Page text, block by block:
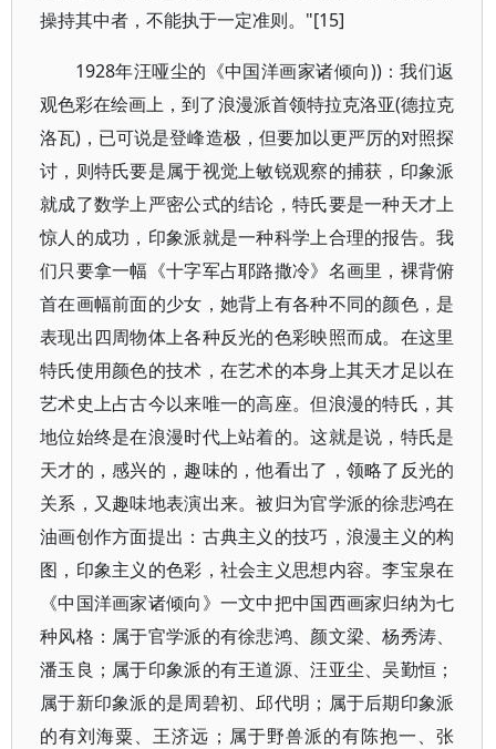
操持其中者，不能执于一定准则。"[15]
1928年汪哑尘的《中国洋画家诸倾向))：我们返
观色彩在绘画上，到了浪漫派首领特拉克洛亚(德拉克
洛瓦)，已可说是登峰造极，但要加以更严厉的对照探
讨，则特氏要是属于视觉上敏锐观察的捕获，印象派
就成了数学上严密公式的结论，特氏要是一种天才上
惊人的成功，印象派就是一种科学上合理的报告。我
们只要拿一幅《十字军占耶路撒冷》名画里，裸背俯
首在画幅前面的少女，她背上有各种不同的颜色，是
表现出四周物体上各种反光的色彩映照而成。在这里
特氏使用颜色的技术，在艺术的本身上其天才足以在
艺术史上占古今以来唯一的高座。但浪漫的特氏，其
地位始终是在浪漫时代上站着的。这就是说，特氏是
天才的，感兴的，趣味的，他看出了，领略了反光的
关系，又趣味地表演出来。被归为官学派的徐悲鸿在
油画创作方面提出：古典主义的技巧，浪漫主义的构
图，印象主义的色彩，社会主义思想内容。李宝泉在
《中国洋画家诸倾向》一文中把中国西画家归纳为七
种风格：属于官学派的有徐悲鸿、颜文梁、杨秀涛、
潘玉良；属于印象派的有王道源、汪亚尘、吴勤恒；
属于新印象派的是周碧初、邱代明；属于后期印象派
的有刘海粟、王济远；属于野兽派的有陈抱一、张